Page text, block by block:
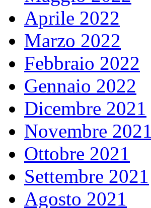
Aprile 2022
Marzo 2022
Febbraio 2022
Gennaio 2022
Dicembre 2021
Novembre 2021
Ottobre 2021
Settembre 2021
Agosto 2021